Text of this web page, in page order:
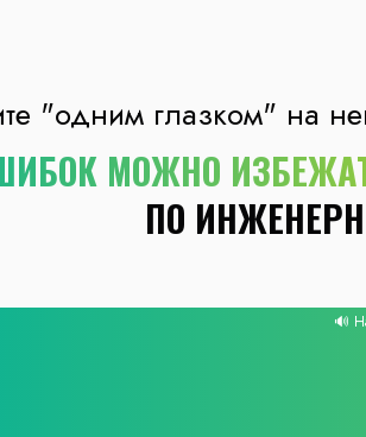
"одним глазком" на
МОЖНО
ПО
🔊